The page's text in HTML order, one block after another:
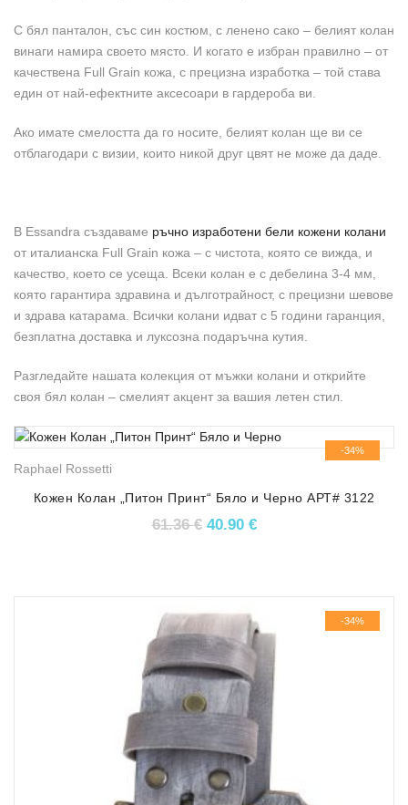
С бял панталон, със син костюм, с ленено сако – белият колан
винаги намира своето място. И когато е избран правилно – от
качествена Full Grain кожа, с прецизна изработка – той става
един от най-ефектните аксесоари в гардероба ви.
Ако имате смелостта да го носите, белият колан ще ви се
отблагодари с визии, които никой друг цвят не може да даде.
В Essandra създаваме ръчно изработени бели кожени колани
от италианска Full Grain кожа – с чистота, която се вижда, и
качество, което се усеща. Всеки колан е с дебелина 3-4 мм,
която гарантира здравина и дълготрайност, с прецизни шевове
и здрава катарама. Всички колани идват с 5 години гаранция,
безплатна доставка и луксозна подаръчна кутия.
Разгледайте нашата колекция от мъжки колани и открийте
своя бял колан – смелият акцент за вашия летен стил.
-34%
Raphael Rossetti
Кожен Колан „Питон Принт“ Бяло и Чернo АРТ# 3122
61.36€ Original price was: 61.36 €.
40.90 €Текущата цена е:
-34%